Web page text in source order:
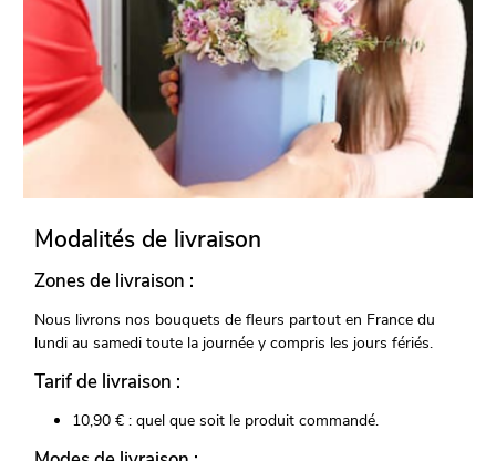
Modalités de livraison
Zones de livraison :
Nous livrons nos bouquets de fleurs partout en France du
lundi au samedi toute la journée y compris les jours fériés.
Tarif de livraison :
10,90 € : quel que soit le produit commandé.